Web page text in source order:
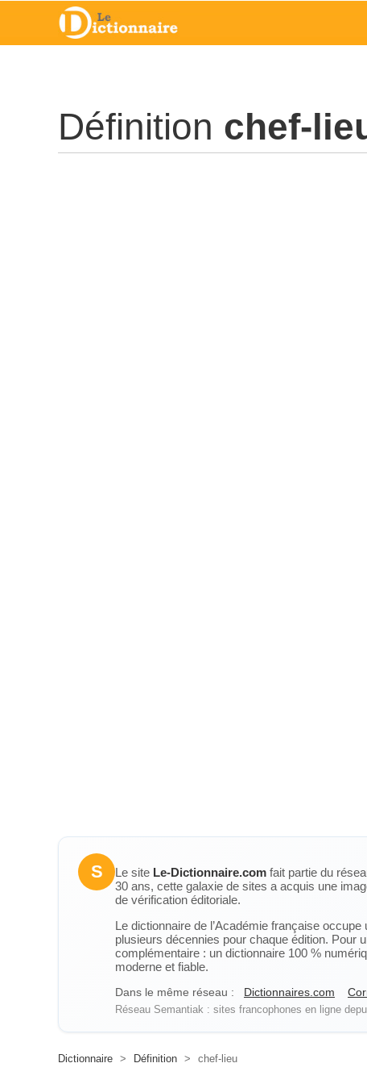
Définition chef-
S Le site Le-Dictionnaire.com fait partie du
30 ans, cette galaxie de sites a acquis une
de vérification éditoriale.
Le dictionnaire de l’Académie française
plusieurs décennies pour chaque édition. Pour
complémentaire : un dictionnaire 100 %
moderne et fiable.
Dans le même réseau : Dictionnaires.com
Réseau Semantiak : sites francophones en ligne
Dictionnaire > Définition > chef-lieu